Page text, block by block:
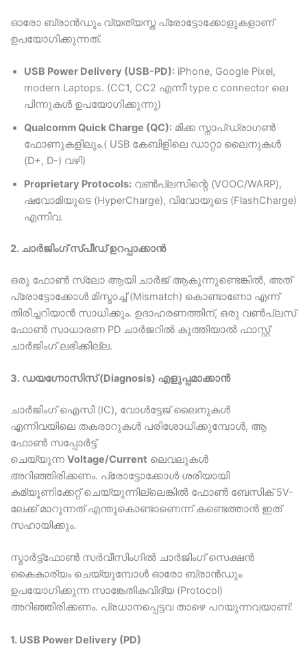
ഓരോ ബ്രാൻഡും വ്യത്യസ്ത പ്രോട്ടോക്കോളുകളാണ്
ഉപയോഗിക്കുന്നത്.
USB Power Delivery (USB-PD):iPhone, Google Pixel,
modern Laptops. (CC1, CC2 എന്നീ type c connector ലെ
പിന്നുകള്‍ ഉപയോഗിക്കുന്നു)
Qualcomm Quick Charge (QC):മിക്ക സ്നാപ്ഡ്രാഗൺ
ഫോണുകളിലും.( USB കേബിളിലെ ഡാറ്റാ ലൈനുകൾ
(D+, D-) വഴി)
Proprietary Protocols:വൺപ്ലസിന്റെ (VOOC/WARP),
ഷവോമിയുടെ (HyperCharge), വിവോയുടെ (FlashCharge)
എന്നിവ.
2. ചാർജിംഗ് സ്പീഡ് ഉറപ്പാക്കാൻ
ഒരു ഫോൺ സ്ലോ ആയി ചാർജ് ആകുന്നുണ്ടെങ്കിൽ, അത്
പ്രോട്ടോക്കോൾ മിസ്മാച്ച് (Mismatch) കൊണ്ടാണോ എന്ന്
തിരിച്ചറിയാൻ സാധിക്കും. ഉദാഹരണത്തിന്, ഒരു വൺപ്ലസ്
ഫോൺ സാധാരണ PD ചാർജറിൽ കുത്തിയാൽ ഫാസ്റ്റ്
ചാർജിംഗ് ലഭിക്കില്ല.
3. ഡയഗ്നോസിസ് (Diagnosis) എളുപ്പമാക്കാൻ
ചാർജിംഗ് ഐസി (IC), വോൾട്ടേജ് ലൈനുകൾ
എന്നിവയിലെ തകരാറുകൾ പരിശോധിക്കുമ്പോൾ, ആ
ഫോൺ സപ്പോർട്ട്
ചെയ്യുന്ന Voltage/Current ലെവലുകൾ
അറിഞ്ഞിരിക്കണം. പ്രോട്ടോക്കോൾ ശരിയായി
കമ്യൂണിക്കേറ്റ് ചെയ്യുന്നില്ലെങ്കിൽ ഫോൺ ബേസിക് 5V-
ലേക്ക് മാറുന്നത് എന്തുകൊണ്ടാണെന്ന് കണ്ടെത്താൻ ഇത്
സഹായിക്കും.
സ്മാർട്ട്ഫോൺ സർവീസിംഗിൽ ചാർജിംഗ് സെക്ഷൻ
കൈകാര്യം ചെയ്യുമ്പോൾ ഓരോ ബ്രാൻഡും
ഉപയോഗിക്കുന്ന സാങ്കേതികവിദ്യ (Protocol)
അറിഞ്ഞിരിക്കണം. പ്രധാനപ്പെട്ടവ താഴെ പറയുന്നവയാണ്:
1. USB Power Delivery (PD)